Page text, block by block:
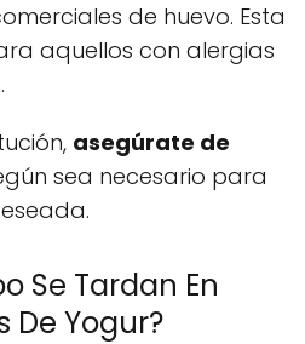
de huevo. Esta
aquellos con alergias
asegúrate de
sea necesario para
Se Tardan En
De Yogur?